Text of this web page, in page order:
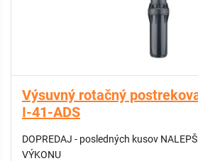
voči nečistotám a zaisťuje plynulé
odvodneniu potrubia po vypnutí
plochy bez nutnosti dodatočného
- Vysoký výkon a dostrek: S polomerom
efektívne pokrýva rozľahlé plochy s
potrebných sekcií.
Výsuvný rotačný
I-41-ADS
DOPREDAJ - posledných kusov
VÝKONU